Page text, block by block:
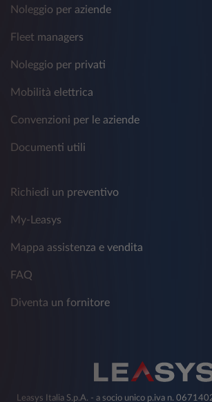
Noleggio per aziende
Fleet managers
Noleggio per privati
Mobilità elettrica
Convenzioni per le aziende
Documenti utili
Richiedi un preventivo
My-Leasys
Mappa assistenza e vendita
FAQ
Diventa un fornitore
Leasys Italia S.p.A. - a socio unico p.iva n.